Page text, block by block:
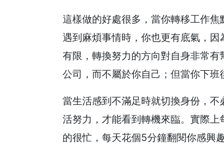
這樣做的好處很多，當你轉移工作焦
遇到麻煩事情時，你也更有底氣，
有限，轉換努力的方向對自身非常
公司，而不屬於你自己；但當你下班
當生活感到不滿足時就切換身份，
活努力，才能看到轉機來臨。實際
的很忙，每天花個5分鐘翻閱你感興